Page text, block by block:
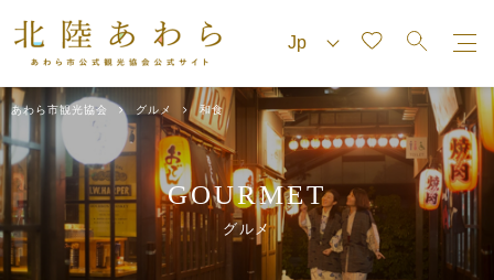
あわら市観光協会 グルメ 和食
GOURMET
グルメ